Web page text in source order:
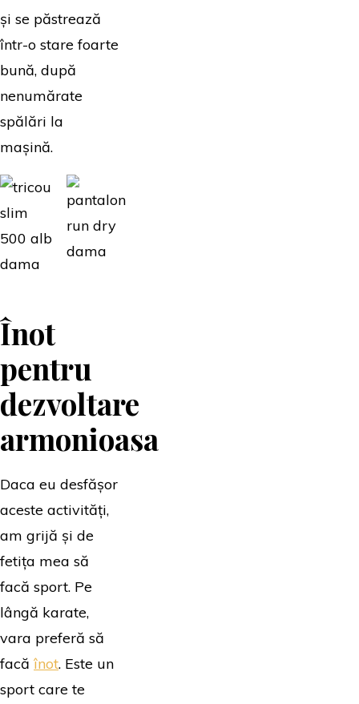
și se păstrează
într-o stare foarte
bună, după
nenumărate
spălări la
mașină.
Înot
pentru
dezvoltare
armonioasa
Daca eu desfășor
aceste activități,
am grijă și de
fetița mea să
facă sport. Pe
lângă karate,
vara preferă să
facă înot. Este un
sport care te